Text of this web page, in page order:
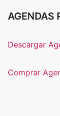
AGENDAS
Descargar
Comprar